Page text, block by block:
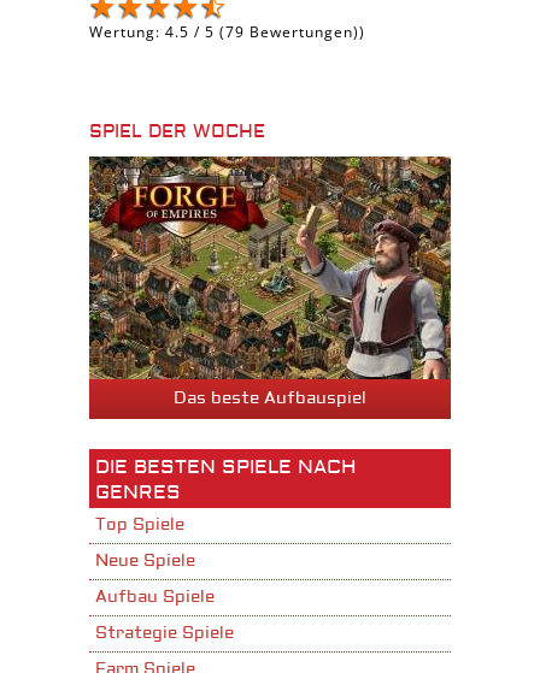
Wertung: 4.5 / 5 (79 Bewertungen))
SPIEL DER WOCHE
Das beste Aufbauspiel
DIE BESTEN SPIELE NACH
GENRES
Top Spiele
Neue Spiele
Aufbau Spiele
Strategie Spiele